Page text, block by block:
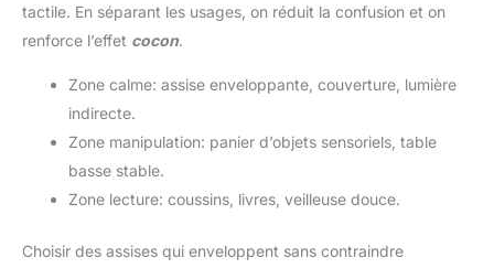
tactile. En séparant les usages, on réduit la confusion et on
renforce l’effet cocon.
Zone calme: assise enveloppante, couverture, lumière
indirecte.
Zone manipulation: panier d’objets sensoriels, table
basse stable.
Zone lecture: coussins, livres, veilleuse douce.
Choisir des assises qui enveloppent sans contraindre